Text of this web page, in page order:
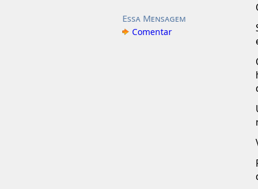
Essa Mensagem
Comentar